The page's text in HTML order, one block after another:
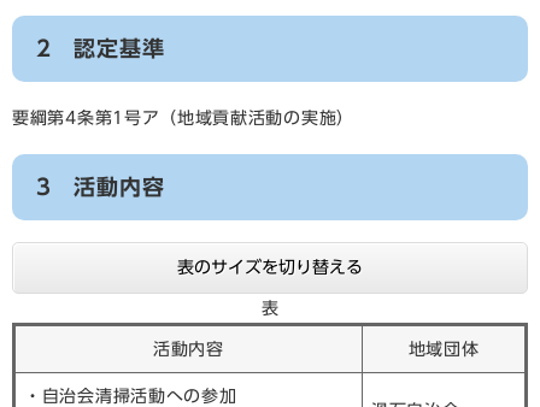
2 認定基準
要綱第4条第1号ア（地域貢献活動の実施）
3 活動内容
表のサイズを切り替える
表
活動内容 地域団体
・自治会清掃活動への参加